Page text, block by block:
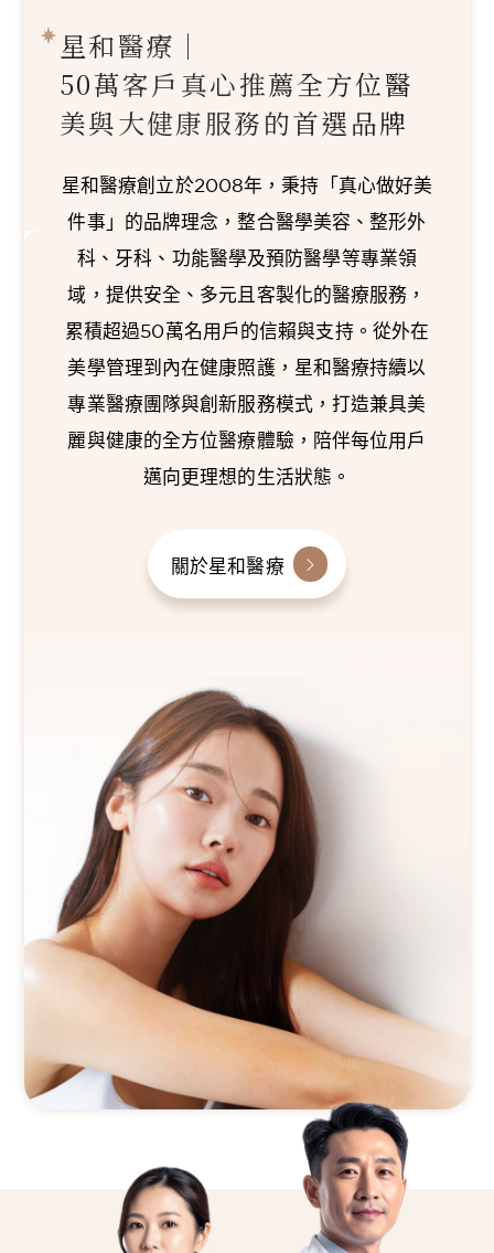
星和醫療｜
50萬客戶真心推薦全方位醫
美與大健康服務的首選品牌
星和醫療創立於2008年，秉持「真心做好美
件事」的品牌理念，整合醫學美容、整形外
科、牙科、功能醫學及預防醫學等專業領
域，提供安全、多元且客製化的醫療服務，
累積超過50萬名用戶的信賴與支持。從外在
美學管理到內在健康照護，星和醫療持續以
專業醫療團隊與創新服務模式，打造兼具美
麗與健康的全方位醫療體驗，陪伴每位用戶
邁向更理想的生活狀態。
關於星和醫療